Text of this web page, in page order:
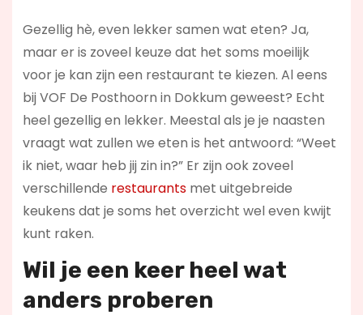
Gezellig hè, even lekker samen wat eten? Ja,
maar er is zoveel keuze dat het soms moeilijk
voor je kan zijn een restaurant te kiezen. Al eens
bij VOF De Posthoorn in Dokkum geweest? Echt
heel gezellig en lekker. Meestal als je je naasten
vraagt wat zullen we eten is het antwoord: “Weet
ik niet, waar heb jij zin in?” Er zijn ook zoveel
verschillende restaurantsmet uitgebreide
keukens dat je soms het overzicht wel even kwijt
kunt raken.
Wil je een keer heel wat
anders proberen